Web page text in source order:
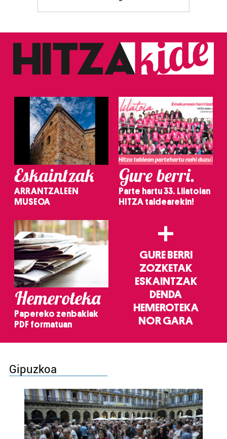
Eskaintzak
ARRANTZALEEN
MUSEOA
Gure berri.
Parte hartu 33. Lilatoian
HITZA taldearekin!
Hemeroteka
Papereko zenbakiak
PDF formatuan
+
GURE BERRI
ZOZKETAK
ESKAINTZAK
DENDA
HEMEROTEKA
NOR GARA
Gipuzkoa